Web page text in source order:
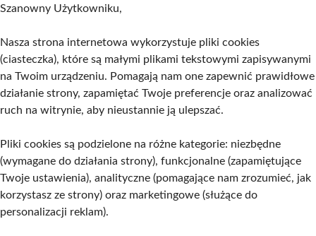
Szanowny Użytkowniku,
Nasza strona internetowa wykorzystuje pliki cookies
(ciasteczka), które są małymi plikami tekstowymi zapisywanymi
na Twoim urządzeniu. Pomagają nam one zapewnić prawidłowe
działanie strony, zapamiętać Twoje preferencje oraz analizować
ruch na witrynie, aby nieustannie ją ulepszać.
Pliki cookies są podzielone na różne kategorie: niezbędne
(wymagane do działania strony), funkcjonalne (zapamiętujące
Twoje ustawienia), analityczne (pomagające nam zrozumieć, jak
korzystasz ze strony) oraz marketingowe (służące do
personalizacji reklam).